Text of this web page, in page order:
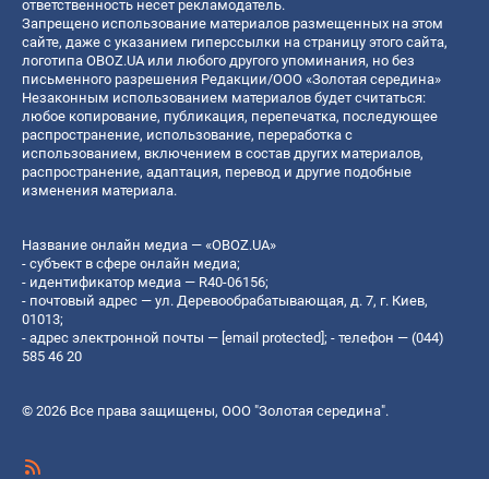
ответственность несет рекламодатель.
Запрещено использование материалов размещенных на этом
сайте, даже с указанием гиперссылки на страницу этого сайта,
логотипа OBOZ.UA или любого другого упоминания, но без
письменного разрешения Редакции/ООО «Золотая середина»
Незаконным использованием материалов будет считаться:
любое копирование, публикация, перепечатка, последующее
распространение, использование, переработка с
использованием, включением в состав других материалов,
распространение, адаптация, перевод и другие подобные
изменения материала.
Название онлайн медиа — «OBOZ.UA»
- субъект в сфере онлайн медиа;
- идентификатор медиа — R40-06156;
- почтовый адрес — ул. Деревообрабатывающая, д. 7, г. Киев,
01013;
- адрес электронной почты — [email protected] ; - телефон — (044)
585 46 20
© 2026 Все права защищены, ООО "Золотая середина".